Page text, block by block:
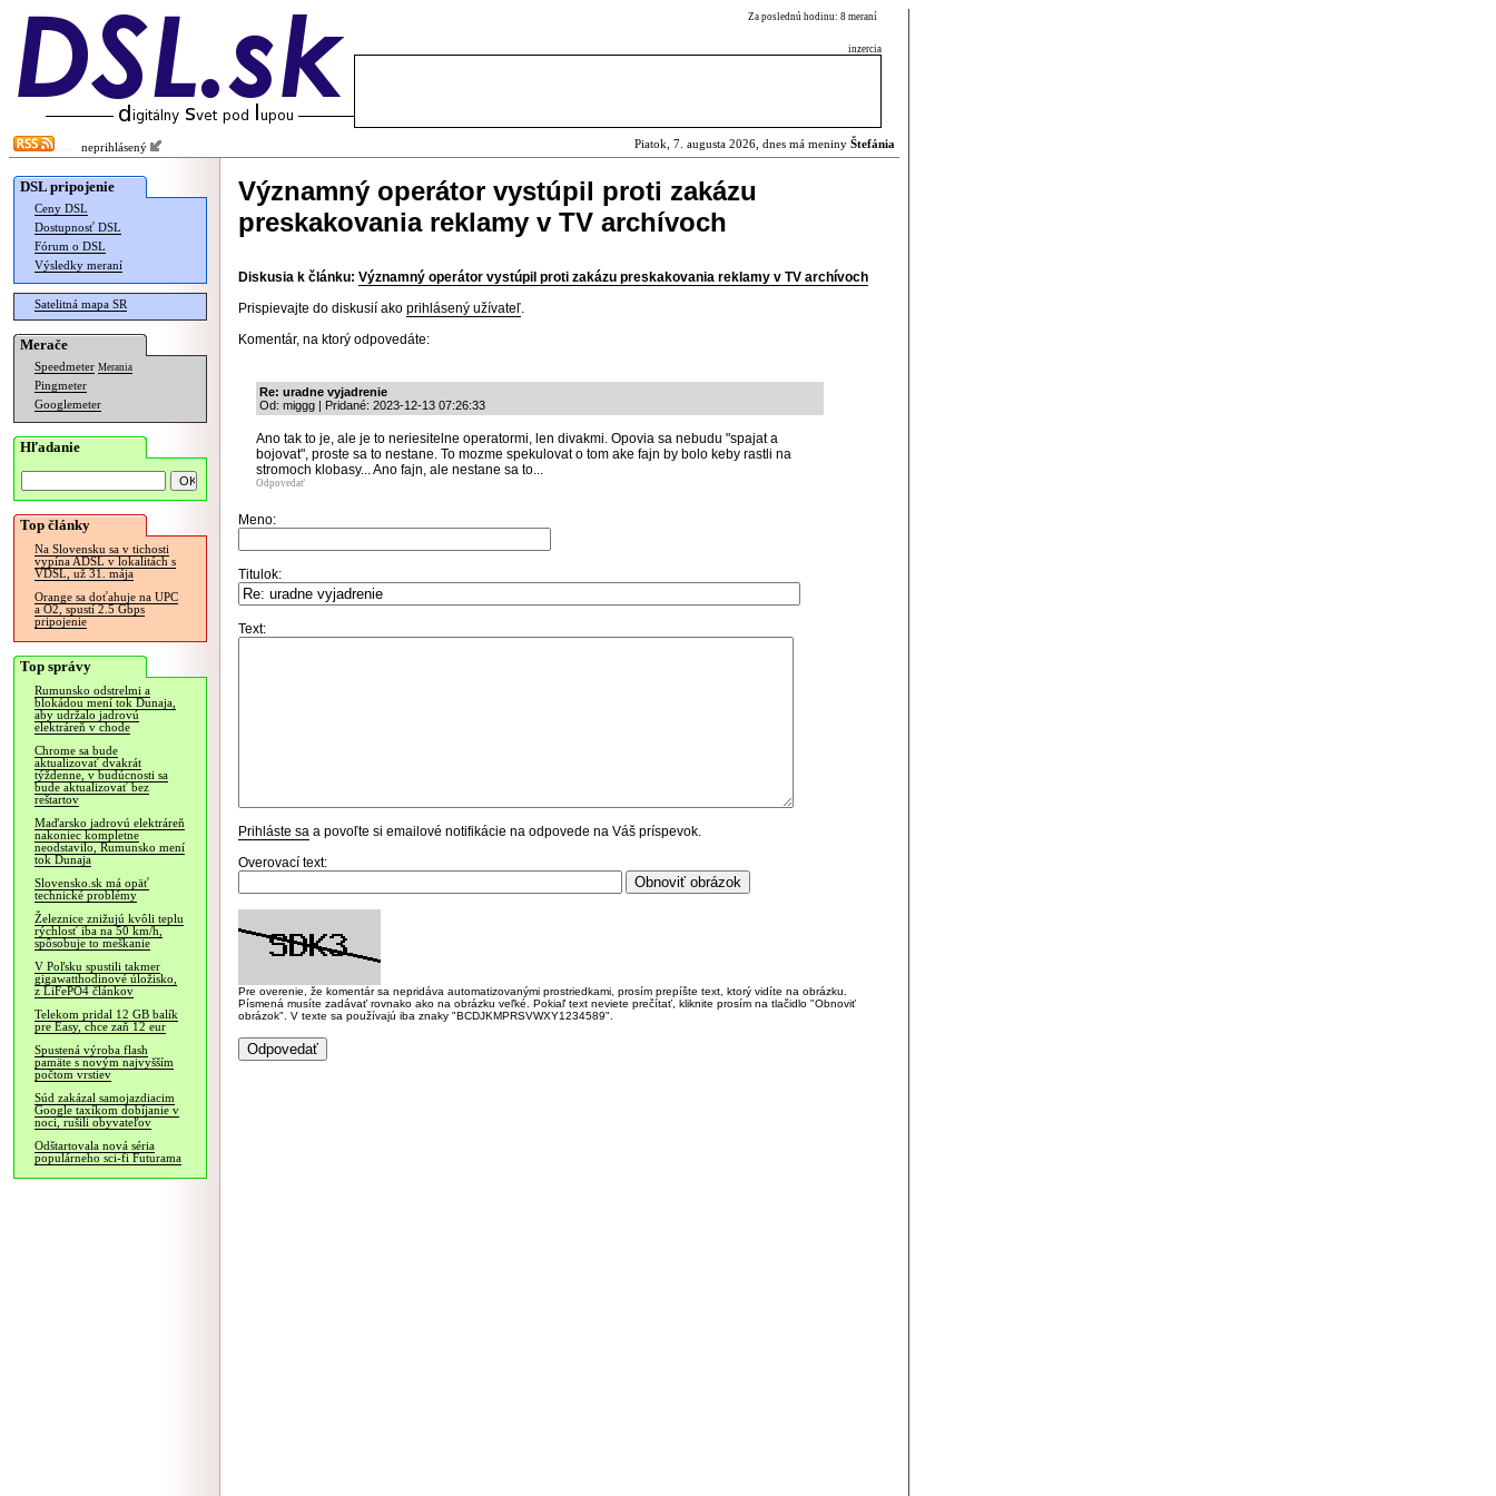
Za poslednú hodinu: 8 meraní
inzercia
neprihlásený Piatok, 7. augusta 2026, dnes má meniny Štefánia
DSL pripojenie
Ceny DSL
Dostupnosť DSL
Fórum o DSL
Výsledky meraní
Satelitná mapa SR
Merače
Speedmeter Merania
Pingmeter
Googlemeter
Hľadanie
Top články
Na Slovensku sa v tichosti
vypína ADSL v lokalitách s
VDSL, už 31. mája
Orange sa doťahuje na UPC
a O2, spustí 2.5 Gbps
pripojenie
Top správy
Rumunsko odstrelmi a
blokádou mení tok Dunaja,
aby udržalo jadrovú
elektráreň v chode
Chrome sa bude
aktualizovať dvakrát
týždenne, v budúcnosti sa
bude aktualizovať bez
reštartov
Maďarsko jadrovú elektráreň
nakoniec kompletne
neodstavilo, Rumunsko mení
tok Dunaja
Slovensko.sk má opäť
technické problémy
Železnice znižujú kvôli teplu
rýchlosť iba na 50 km/h,
spôsobuje to meškanie
V Poľsku spustili takmer
gigawatthodinové úložisko,
z LiFePO4 článkov
Telekom pridal 12 GB balík
pre Easy, chce zaň 12 eur
Spustená výroba flash
pamäte s novým najvyšším
počtom vrstiev
Súd zakázal samojazdiacim
Google taxíkom dobíjanie v
noci, rušili obyvateľov
Odštartovala nová séria
populárneho sci-fi Futurama
Významný operátor vystúpil proti zakázu
preskakovania reklamy v TV archívoch
Diskusia k článku: Významný operátor vystúpil proti zakázu preskakovania reklamy v TV archívoch
Prispievajte do diskusií ako prihlásený užívateľ.
Komentár, na ktorý odpovedáte:
Re: uradne vyjadrenie
Od: miggg | Pridané: 2023-12-13 07:26:33
Ano tak to je, ale je to neriesitelne operatormi, len divakmi. Opovia sa nebudu "spajat a
bojovat", proste sa to nestane. To mozme spekulovat o tom ake fajn by bolo keby rastli na
stromoch klobasy... Ano fajn, ale nestane sa to...
Odpovedať
Meno:
Titulok:
Text:
Prihláste sa a povoľte si emailové notifikácie na odpovede na Váš príspevok.
Overovací text:
Pre overenie, že komentár sa nepridáva automatizovanými prostriedkami, prosím prepíšte text, ktorý vidíte na obrázku.
Písmená musíte zadávať rovnako ako na obrázku veľké. Pokiaľ text neviete prečítať, kliknite prosím na tlačidlo "Obnoviť
obrázok". V texte sa používajú iba znaky "BCDJKMPRSVWXY1234589".